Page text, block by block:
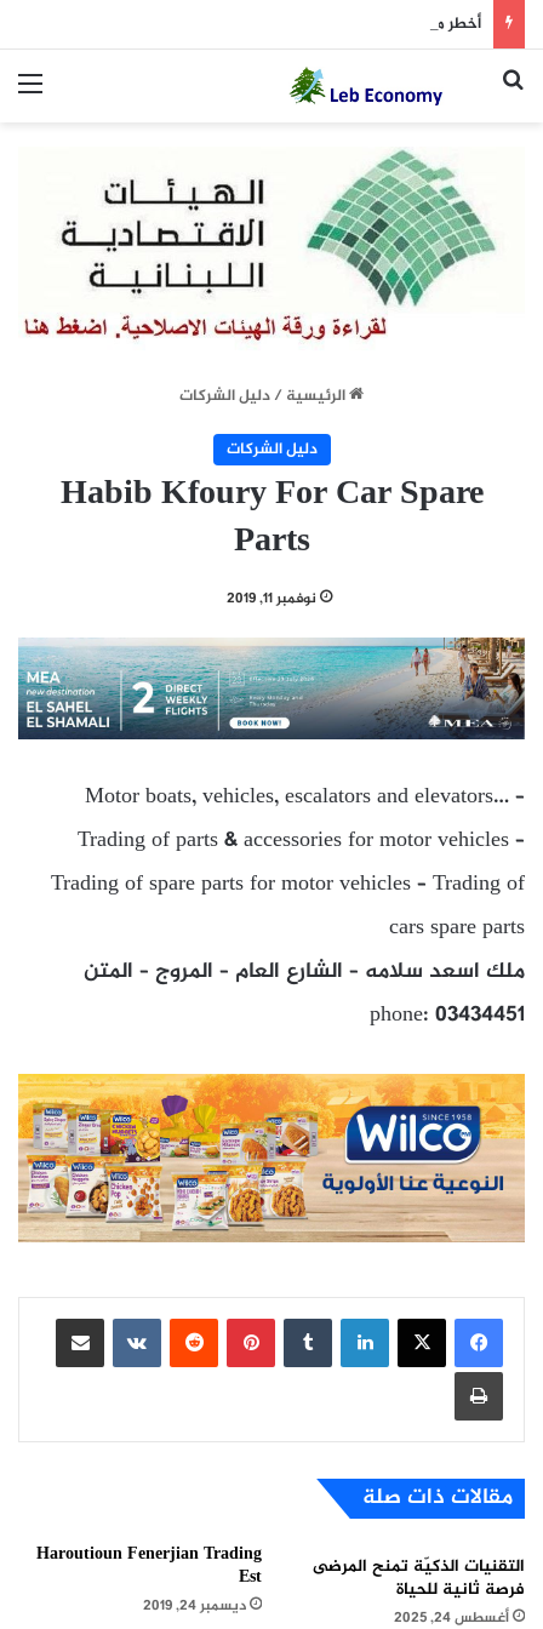
أخطر ما دار داخل غرفة المفاوضات
بحث عن
الرئيسية/دليل الشركات
دليل الشركات
Habib Kfoury For Car Spare
Parts
نوفمبر 11, 2019
Motor boats, vehicles, escalators and elevators… –
Trading of parts & accessories for motor vehicles –
Trading of spare parts for motor vehicles – Trading of
cars spare parts
ملك اسعد سلامه – الشارع العام – المروج – المتن
phone: 03434451
لينكدإن بينتيريست
مشاركة عبر البريد
طباعة
مقالات ذات صلة
التقنيات الذكيّة تمنح المرضى
فرصة ثانية للحياة
أغسطس 24, 2025
Haroutioun Fenerjian Trading
Est
ديسمبر 24, 2019